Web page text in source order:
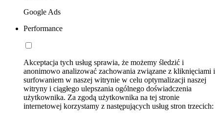
Google Ads
Performance
Akceptacja tych usług sprawia, że możemy śledzić i
anonimowo analizować zachowania związane z kliknięciami i
surfowaniem w naszej witrynie w celu optymalizacji naszej
witryny i ciągłego ulepszania ogólnego doświadczenia
użytkownika. Za zgodą użytkownika na tej stronie
internetowej korzystamy z następujących usług stron trzecich: